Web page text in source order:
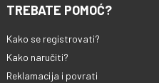
TREBATE POMOĆ?
Kako se registrovati?
Kako naručiti?
Reklamacija i povrati